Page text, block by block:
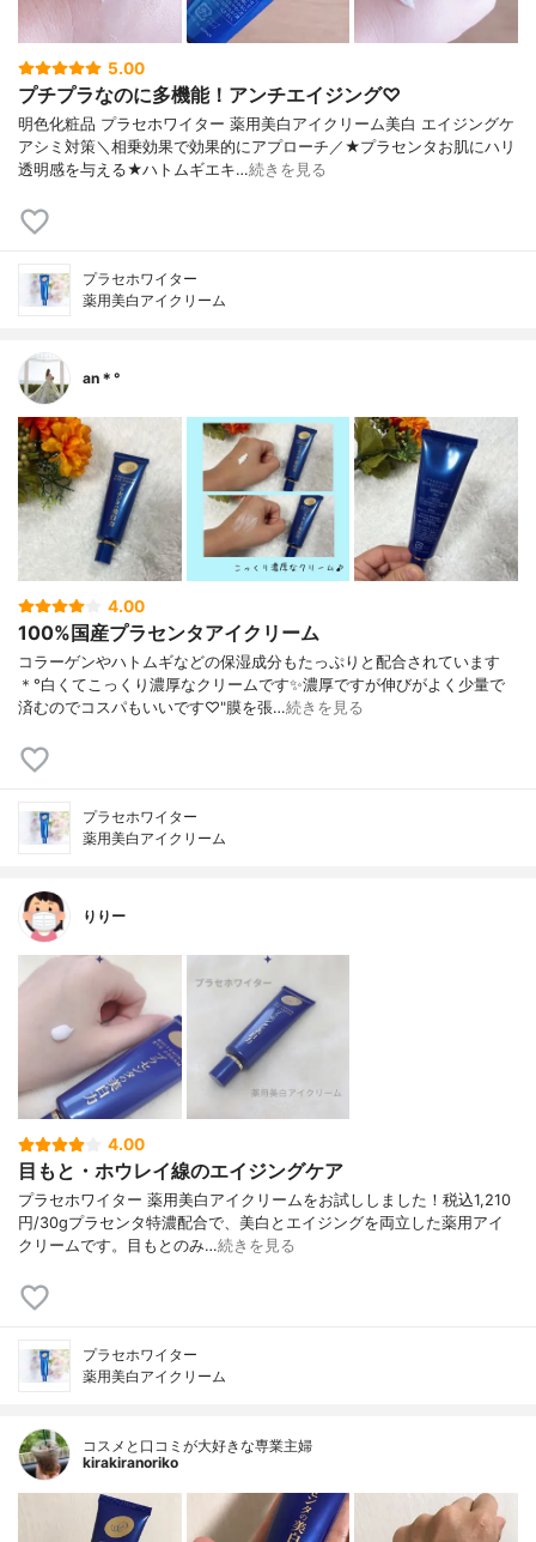
5.00
プチプラなのに多機能！アンチエイジング♡
明色化粧品 プラセホワイター 薬用美白アイクリーム美白 エイジングケ
アシミ対策＼相乗効果で効果的にアプローチ／★プラセンタお肌にハリ
透明感を与える★ハトムギエキ…続きを見る
プラセホワイター
薬用美白アイクリーム
an＊°
4.00
100%国産プラセンタアイクリーム
コラーゲンやハトムギなどの保湿成分もたっぷりと配合されています
＊°白くてこっくり濃厚なクリームです✨濃厚ですが伸びがよく少量で
済むのでコスパもいいです♡"膜を張…続きを見る
プラセホワイター
薬用美白アイクリーム
りりー
4.00
目もと・ホウレイ線のエイジングケア
プラセホワイター 薬用美白アイクリームをお試ししました！税込1,210
円/30gプラセンタ特濃配合で、美白とエイジングを両立した薬用アイ
クリームです。目もとのみ…続きを見る
プラセホワイター
薬用美白アイクリーム
コスメと口コミが大好きな専業主婦
kirakiranoriko